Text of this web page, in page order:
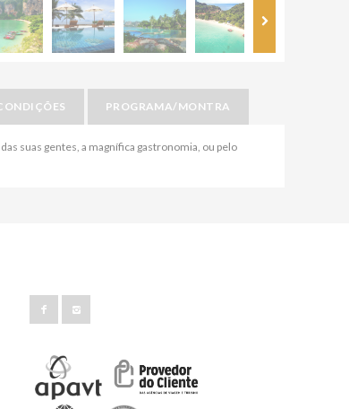
PROGRAMA/MONTRA
suas gentes, a magnífica gastronomia, ou pelo